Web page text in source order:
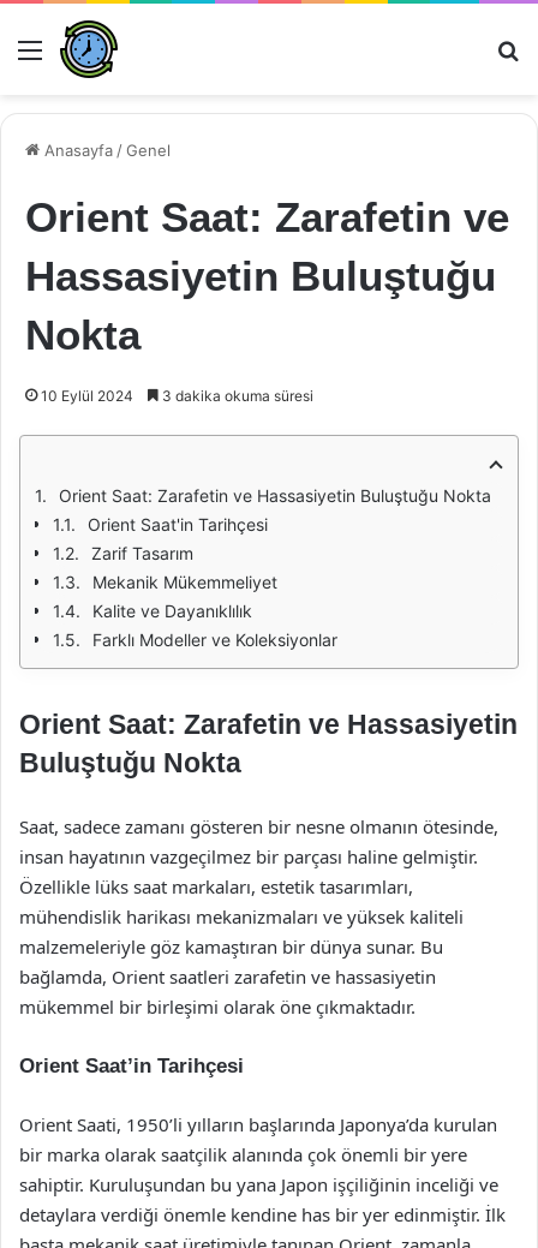
Menü
Anasayfa /Genel
Orient Saat: Zarafetin ve
Hassasiyetin Buluştuğu
Nokta
10 Eylül 2024 3 dakika okuma süresi
Orient Saat: Zarafetin ve Hassasiyetin Buluştuğu Nokta
Orient Saat'in Tarihçesi
Zarif Tasarım
Mekanik Mükemmeliyet
Kalite ve Dayanıklılık
Farklı Modeller ve Koleksiyonlar
Orient Saat: Zarafetin ve Hassasiyetin
Buluştuğu Nokta
Saat, sadece zamanı gösteren bir nesne olmanın ötesinde,
insan hayatının vazgeçilmez bir parçası haline gelmiştir.
Özellikle lüks saat markaları, estetik tasarımları,
mühendislik harikası mekanizmaları ve yüksek kaliteli
malzemeleriyle göz kamaştıran bir dünya sunar. Bu
bağlamda, Orient saatleri zarafetin ve hassasiyetin
mükemmel bir birleşimi olarak öne çıkmaktadır.
Orient Saat’in Tarihçesi
Orient Saati, 1950’li yılların başlarında Japonya’da kurulan
bir marka olarak saatçilik alanında çok önemli bir yere
sahiptir. Kuruluşundan bu yana Japon işçiliğinin inceliği ve
detaylara verdiği önemle kendine has bir yer edinmiştir. İlk